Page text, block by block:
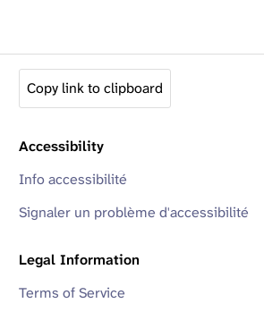
Copy link to clipboard
Accessibility
Info accessibilité
Signaler un problème d'accessibilité
Legal Information
Terms of Service